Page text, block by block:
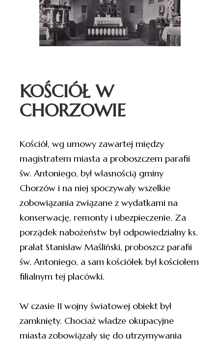
KOŚCIÓŁ W
CHORZOWIE
Kościół, wg umowy zawartej między
magistratem miasta a proboszczem parafii
św. Antoniego, był własnością gminy
Chorzów i na niej spoczywały wszelkie
zobowiązania związane z wydatkami na
konserwację, remonty i ubezpieczenie. Za
porządek nabożeństw był odpowiedzialny ks.
prałat Stanisław Maśliński, proboszcz parafii
św. Antoniego, a sam kościółek był kościołem
filialnym tej placówki.
W czasie II wojny światowej obiekt był
zamknięty. Chociaż władze okupacyjne
miasta zobowiązały się do utrzymywania